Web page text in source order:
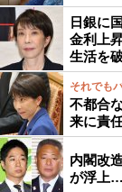
日銀に
金利上
生活を
それでも
不都合
来に責
内閣改
が浮上